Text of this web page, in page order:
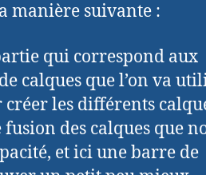
manière suivante :
qui correspond aux
calques que l’on va
les différents
des calques que
et ici une barre de